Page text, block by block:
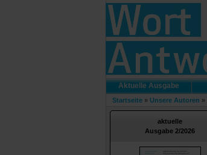
Aktuelle Ausgabe
Startseite» Unsere Autoren »
aktuelle
Ausgabe 2/2026